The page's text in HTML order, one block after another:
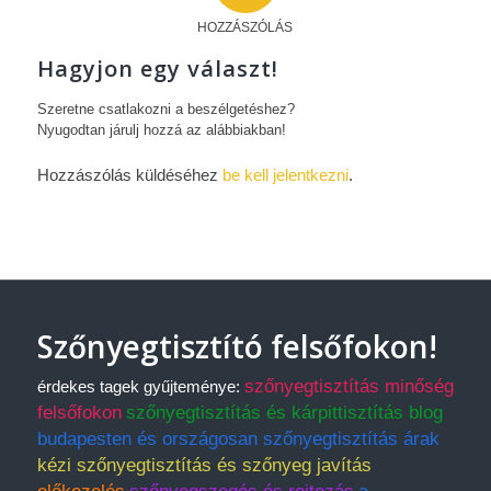
HOZZÁSZÓLÁS
Hagyjon egy választ!
Szeretne csatlakozni a beszélgetéshez?
Nyugodtan járulj hozzá az alábbiakban!
Hozzászólás küldéséhez be kell jelentkezni.
Szőnyegtisztító felsőfokon!
érdekes tagek gyűjteménye: szőnyegtisztítás minőség
felsőfokon szőnyegtisztítás és kárpittisztítás blog
budapesten és országosan szőnyegtisztítás árak
kézi szőnyegtisztítás és szőnyeg javítás